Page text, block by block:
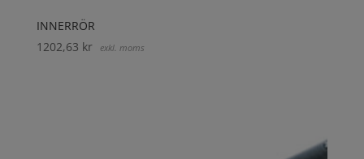
INNERRÖR
1202,63 kr exkl. moms